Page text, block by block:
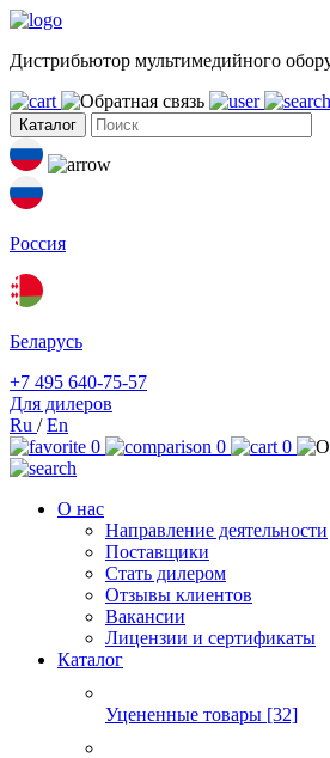
Дистрибьютор мультимедийного
Каталог
Россия
Беларусь
+7 495 640-75-57
Для дилеров
Ru /En
0
0 0
О нас
Направление деятельности
Поставщики
Стать дилером
Отзывы клиентов
Вакансии
Лицензии и сертификаты
Каталог
Уцененные товары [32]